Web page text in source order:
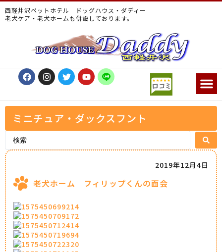
西軽井沢ペットホテル ドッグハウス・ダディー
老犬ケア・老犬ホームも併設しております。
ミニチュア・ダックスフント
老犬ホーム フィリップくんの面会
2019年12月4日